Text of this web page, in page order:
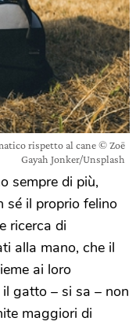
rispetto al cane © Zoë
Gayah Jonker/Unsplash
sempre di più,
sé il proprio felino
ricerca di
alla mano, che il
ai loro
gatto – si sa – non
maggiori di